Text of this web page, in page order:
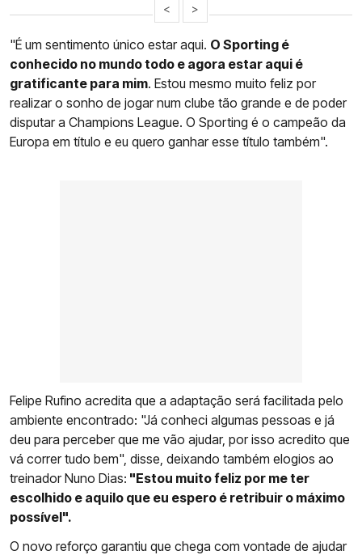
< >
"É um sentimento único estar aqui. O Sporting é
conhecido no mundo todo e agora estar aqui é
gratificante para mim. Estou mesmo muito feliz por
realizar o sonho de jogar num clube tão grande e de poder
disputar a Champions League. O Sporting é o campeão da
Europa em título e eu quero ganhar esse título também".
Felipe Rufino acredita que a adaptação será facilitada pelo
ambiente encontrado: "Já conheci algumas pessoas e já
deu para perceber que me vão ajudar, por isso acredito que
vá correr tudo bem", disse, deixando também elogios ao
treinador Nuno Dias: "Estou muito feliz por me ter
escolhido e aquilo que eu espero é retribuir o máximo
possível".
O novo reforço garantiu que chega com vontade de ajudar